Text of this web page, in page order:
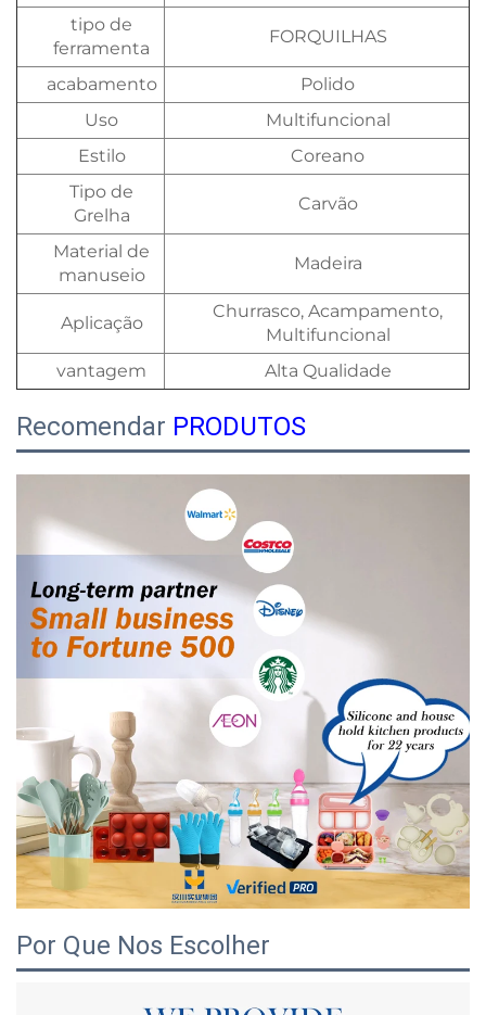
tipo de
ferramenta
FORQUILHAS
acabamento
Polido
Uso
Multifuncional
Estilo
Coreano
Tipo de
Grelha
Carvão
Material de
manuseio
Madeira
Aplicação
Churrasco, Acampamento,
Multifuncional
vantagem
Alta Qualidade
Recomendar PRODUTOS
Por Que Nos Escolher